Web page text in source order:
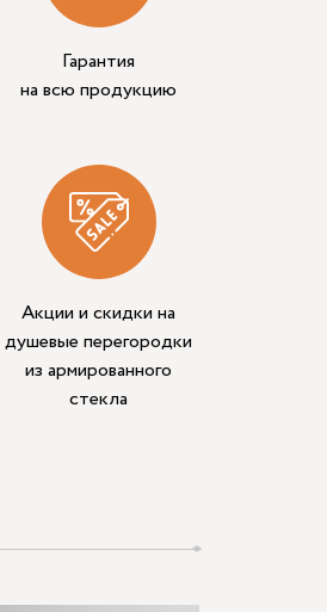
Гарантия
на всю продукцию
Акции и скидки на
душевые перегородки
из армированного
стекла